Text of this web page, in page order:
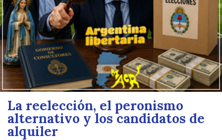
La reelección, el peronismo
alternativo y los candidatos de
alquiler